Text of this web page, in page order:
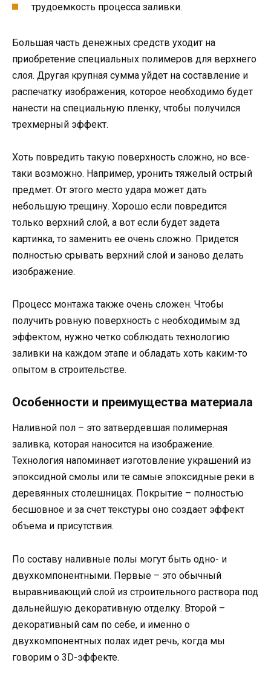
трудоемкость процесса заливки.
Большая часть денежных средств уходит на
приобретение специальных полимеров для верхнего
слоя. Другая крупная сумма уйдет на составление и
распечатку изображения, которое необходимо будет
нанести на специальную пленку, чтобы получился
трехмерный эффект.
Хоть повредить такую поверхность сложно, но все-
таки возможно. Например, уронить тяжелый острый
предмет. От этого место удара может дать
небольшую трещину. Хорошо если повредится
только верхний слой, а вот если будет задета
картинка, то заменить ее очень сложно. Придется
полностью срывать верхний слой и заново делать
изображение.
Процесс монтажа также очень сложен. Чтобы
получить ровную поверхность с необходимым зд
эффектом, нужно четко соблюдать технологию
заливки на каждом этапе и обладать хоть каким-то
опытом в строительстве.
Особенности и преимущества материала
Наливной пол – это затвердевшая полимерная
заливка, которая наносится на изображение.
Технология напоминает изготовление украшений из
эпоксидной смолы или те самые эпоксидные реки в
деревянных столешницах. Покрытие – полностью
бесшовное и за счет текстуры оно создает эффект
объема и присутствия.
По составу наливные полы могут быть одно- и
двухкомпонентными. Первые – это обычный
выравнивающий слой из строительного раствора под
дальнейшую декоративную отделку. Второй –
декоративный сам по себе, и именно о
двухкомпонентных полах идет речь, когда мы
говорим о 3D-эффекте.